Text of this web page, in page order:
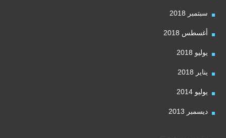
سبتمبر 2018
أغسطس 2018
يوليو 2018
يناير 2018
يوليو 2014
ديسمبر 2013